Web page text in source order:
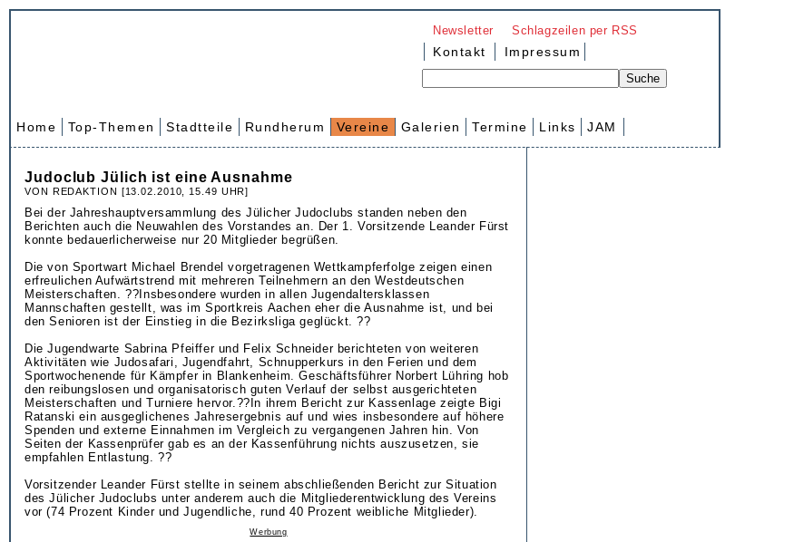
Newsletter Schlagzeilen per RSS
Kontakt Impressum
Home Top-Themen Stadtteile Rundherum Vereine Galerien Termine Links JAM
Judoclub Jülich ist eine Ausnahme
VON REDAKTION [13.02.2010, 15.49 UHR]
Bei der Jahreshauptversammlung des Jülicher Judoclubs standen neben den
Berichten auch die Neuwahlen des Vorstandes an. Der 1. Vorsitzende Leander Fürst
konnte bedauerlicherweise nur 20 Mitglieder begrüßen.
Die von Sportwart Michael Brendel vorgetragenen Wettkampferfolge zeigen einen
erfreulichen Aufwärtstrend mit mehreren Teilnehmern an den Westdeutschen
Meisterschaften. ??Insbesondere wurden in allen Jugendaltersklassen
Mannschaften gestellt, was im Sportkreis Aachen eher die Ausnahme ist, und bei
den Senioren ist der Einstieg in die Bezirksliga geglückt. ??
Die Jugendwarte Sabrina Pfeiffer und Felix Schneider berichteten von weiteren
Aktivitäten wie Judosafari, Jugendfahrt, Schnupperkurs in den Ferien und dem
Sportwochenende für Kämpfer in Blankenheim. Geschäftsführer Norbert Lühring hob
den reibungslosen und organisatorisch guten Verlauf der selbst ausgerichteten
Meisterschaften und Turniere hervor.??In ihrem Bericht zur Kassenlage zeigte Bigi
Ratanski ein ausgeglichenes Jahresergebnis auf und wies insbesondere auf höhere
Spenden und externe Einnahmen im Vergleich zu vergangenen Jahren hin. Von
Seiten der Kassenprüfer gab es an der Kassenführung nichts auszusetzen, sie
empfahlen Entlastung. ??
Vorsitzender Leander Fürst stellte in seinem abschließenden Bericht zur Situation
des Jülicher Judoclubs unter anderem auch die Mitgliederentwicklung des Vereins
vor (74 Prozent Kinder und Jugendliche, rund 40 Prozent weibliche Mitglieder).
Werbung